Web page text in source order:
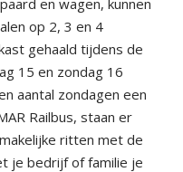
op 2, 3 en 4
gehaald tijdens de
15 en zondag 16
aantal zondagen een
Railbus, staan er
ritten met de
je bedrijf of familie je